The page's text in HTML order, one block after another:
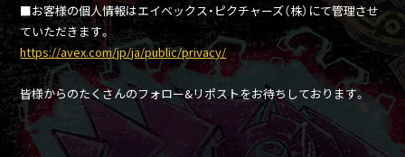
■お客様の個人情報はエイベックス・ピクチャーズ（株）にて管理させ
ていただきます。
https://avex.com/jp/ja/public/privacy/
皆様からのたくさんのフォロー&リポストをお待ちしております。